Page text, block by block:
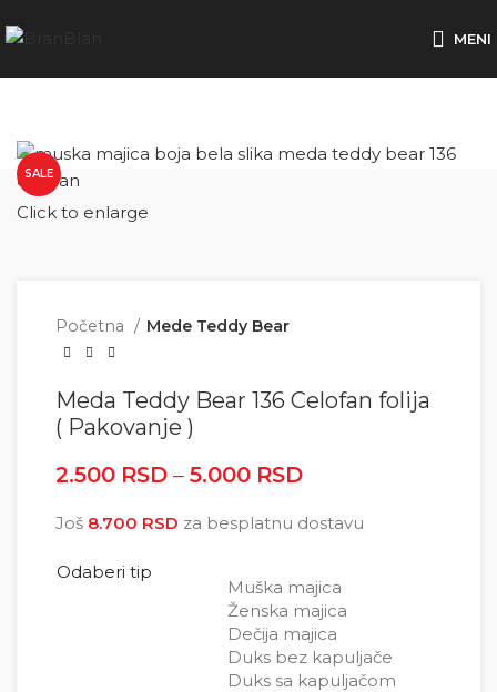
MENI
SALE
Click to enlarge
Početna Mede Teddy Bear
Meda Teddy Bear 136 Celofan folija
( Pakovanje )
2.500 RSD – 5.000 RSD
5.000 RSD
Još 8.700 RSD za besplatnu dostavu
Odaberi tip
Muška majica
Ženska majica
Dečija majica
Duks bez kapuljače
Duks sa kapuljačom